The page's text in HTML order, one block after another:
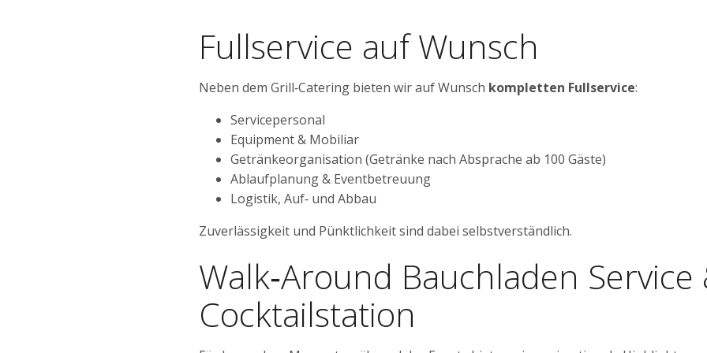
Fullservice auf Wunsch
Neben dem Grill‑Catering bieten wir auf Wunsch kompletten Fullservice:
Servicepersonal
Equipment & Mobiliar
Getränkeorganisation (Getränke nach Absprache ab 100 Gäste)
Ablaufplanung & Eventbetreuung
Logistik, Auf‑ und Abbau
Zuverlässigkeit und Pünktlichkeit sind dabei selbstverständlich.
Walk‑Around Bauchladen Service
Cocktailstation